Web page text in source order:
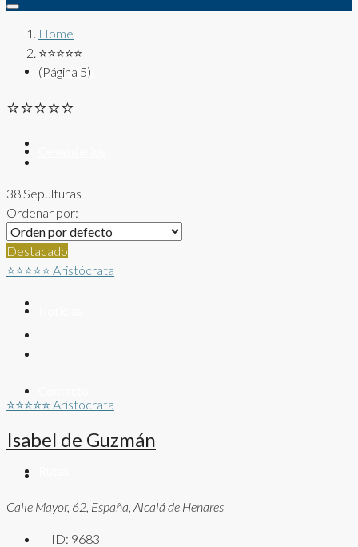
Sepulturas
Panteones
Home
⭐⭐⭐⭐⭐
(Página 5)
⭐⭐⭐⭐⭐
38 Sepulturas
Ordenar por:
Destacado
⭐⭐⭐⭐⭐ Aristócrata
⭐⭐⭐⭐⭐ Aristócrata
Isabel de Guzmán
Calle Mayor, 62, España, Alcalá de Henares
ID: 9683